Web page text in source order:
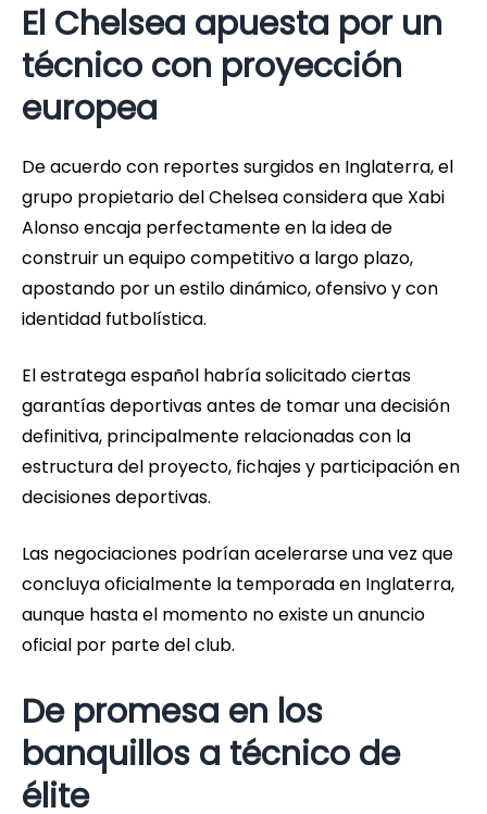
El Chelsea apuesta por un
técnico con proyección
europea
De acuerdo con reportes surgidos en Inglaterra, el
grupo propietario del Chelsea considera que Xabi
Alonso encaja perfectamente en la idea de
construir un equipo competitivo a largo plazo,
apostando por un estilo dinámico, ofensivo y con
identidad futbolística.
El estratega español habría solicitado ciertas
garantías deportivas antes de tomar una decisión
definitiva, principalmente relacionadas con la
estructura del proyecto, fichajes y participación en
decisiones deportivas.
Las negociaciones podrían acelerarse una vez que
concluya oficialmente la temporada en Inglaterra,
aunque hasta el momento no existe un anuncio
oficial por parte del club.
De promesa en los
banquillos a técnico de
élite